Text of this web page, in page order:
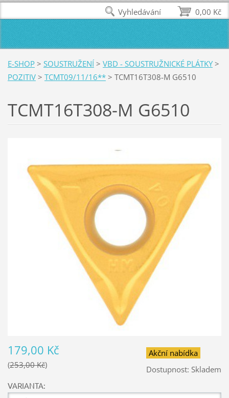
E-SHOP > SOUSTRUŽENÍ > VBD - SOUSTRUŽNICKÉ PLÁTKY >
POZITIV > TCMT09/11/16** > TCMT16T308-M G6510
TCMT16T308-M G6510
Akční nabídka
Dostupnost: Skladem
179,00 Kč
253,00 Kč
VARIANTA:
0,00 Kč
Vyhledávání